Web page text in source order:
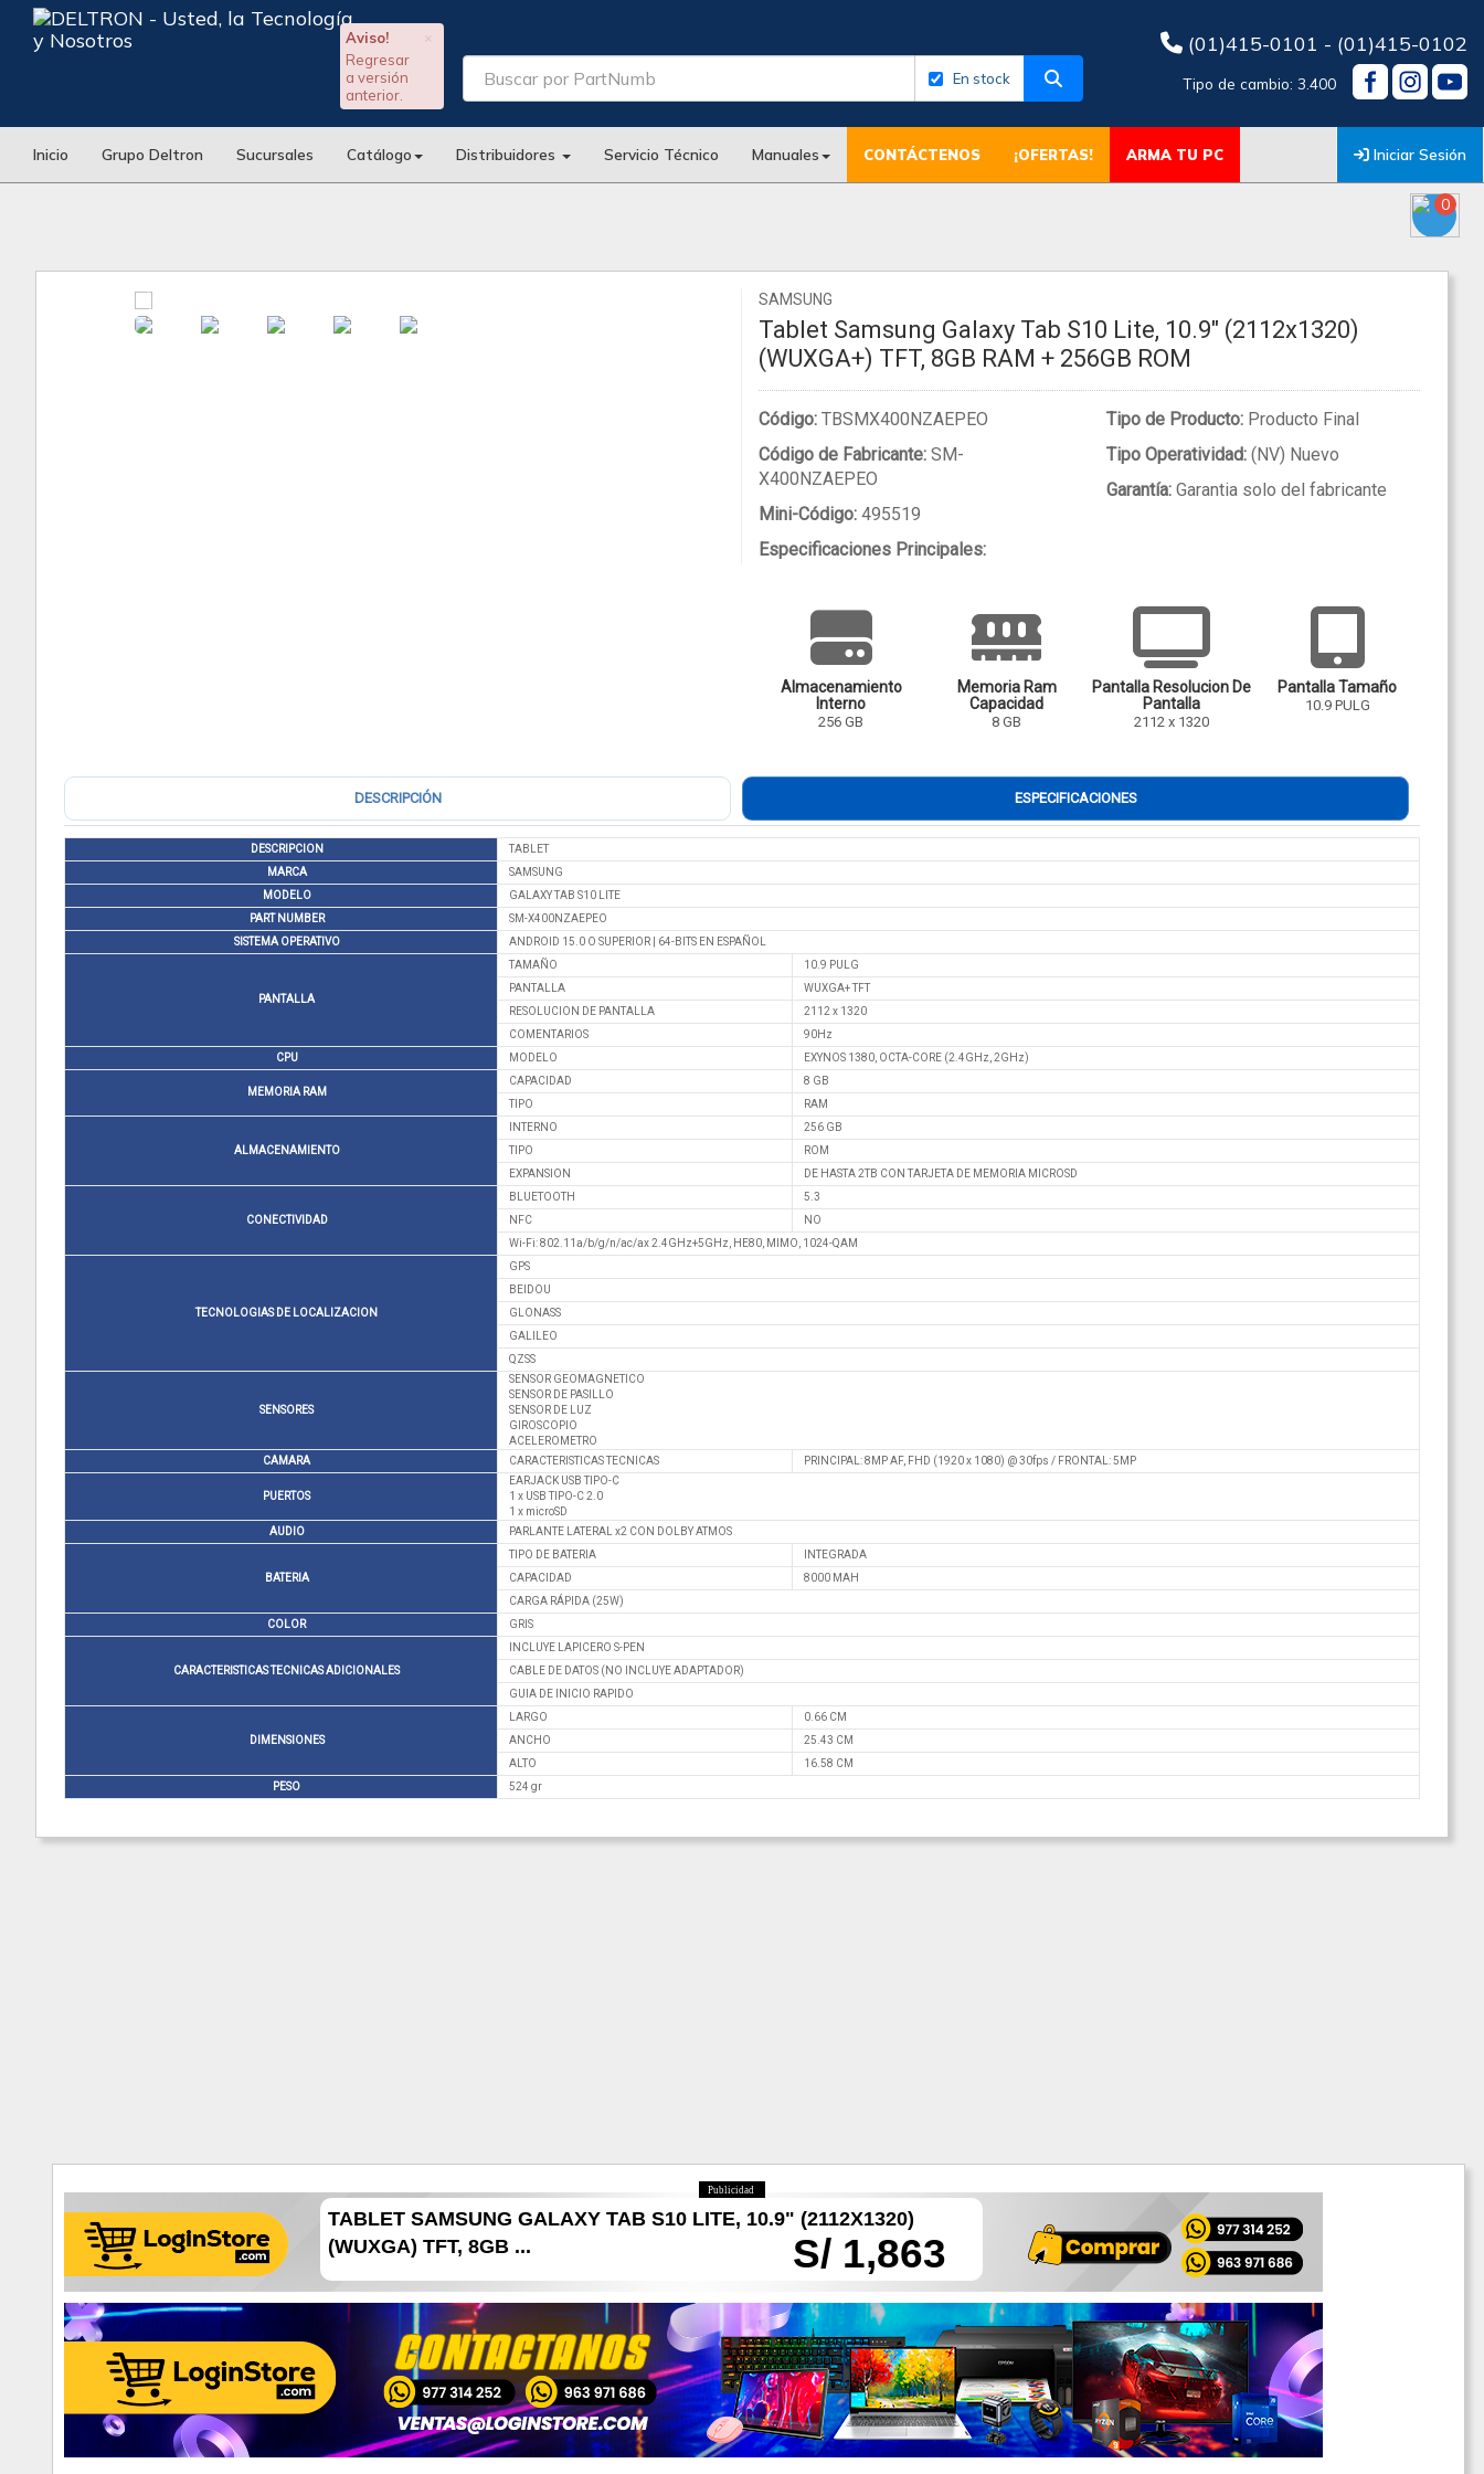
×
Aviso!
Regresar
a versión
anterior.
En stock
(01)415-0101 - (01)415-0102
Tipo de cambio: 3.400
Inicio Grupo Deltron Sucursales Catálogo Distribuidores Servicio Técnico Manuales CONTÁCTENOS ¡OFERTAS! ARMA TU PC Iniciar Sesión
0
SAMSUNG
Tablet Samsung Galaxy Tab S10 Lite, 10.9" (2112x1320)
(WUXGA+) TFT, 8GB RAM + 256GB ROM
Código: TBSMX400NZAEPEO
Código de Fabricante: SM-
X400NZAEPEO
Mini-Código: 495519
Tipo de Producto:Producto Final
Tipo Operatividad:(NV) Nuevo
Garantía:Garantia solo del fabricante
Especificaciones Principales:
Almacenamiento
Interno
256 GB
Memoria Ram
Capacidad
8 GB
Pantalla Resolucion De
Pantalla
2112 x 1320
Pantalla Tamaño
10.9 PULG
DESCRIPCIÓN ESPECIFICACIONES
DESCRIPCION
TABLET
MARCA
SAMSUNG
MODELO
GALAXY TAB S10 LITE
PART NUMBER
SM-X400NZAEPEO
SISTEMA OPERATIVO
ANDROID 15.0 O SUPERIOR | 64-BITS EN ESPAÑOL
PANTALLA
TAMAÑO
10.9 PULG
PANTALLA
WUXGA+ TFT
RESOLUCION DE PANTALLA
2112 x 1320
COMENTARIOS
90Hz
CPU
MODELO EXYNOS 1380, OCTA-CORE (2.4GHz, 2GHz)
MEMORIA RAM
CAPACIDAD
8 GB
TIPO
RAM
ALMACENAMIENTO
INTERNO
256 GB
TIPO
ROM
EXPANSION
DE HASTA 2TB CON TARJETA DE MEMORIA MICROSD
CONECTIVIDAD
BLUETOOTH
5.3
NFC
NO
Wi-Fi: 802.11a/b/g/n/ac/ax 2.4GHz+5GHz, HE80, MIMO, 1024-QAM
TECNOLOGIAS DE LOCALIZACION
GPS
BEIDOU
GLONASS
GALILEO
QZSS
SENSORES
SENSOR GEOMAGNETICO
SENSOR DE PASILLO
SENSOR DE LUZ
GIROSCOPIO
ACELEROMETRO
CAMARA
CARACTERISTICAS TECNICAS PRINCIPAL: 8MP AF, FHD (1920 x 1080) @ 30fps / FRONTAL: 5MP
PUERTOS
EARJACK USB TIPO-C
1 x USB TIPO-C 2.0
1 x microSD
AUDIO
PARLANTE LATERAL x2 CON DOLBY ATMOS
BATERIA
TIPO DE BATERIA
INTEGRADA
CAPACIDAD
8000 MAH
CARGA RÁPIDA (25W)
COLOR
GRIS
CARACTERISTICAS TECNICAS ADICIONALES
INCLUYE LAPICERO S-PEN
CABLE DE DATOS (NO INCLUYE ADAPTADOR)
GUIA DE INICIO RAPIDO
DIMENSIONES
LARGO
0.66 CM
ANCHO
25.43 CM
ALTO
16.58 CM
PESO
524 gr
Publicidad
S/ 1,863
TABLET SAMSUNG GALAXY TAB S10 LITE, 10.9" (2112X1320)
(WUXGA) TFT, 8GB ...